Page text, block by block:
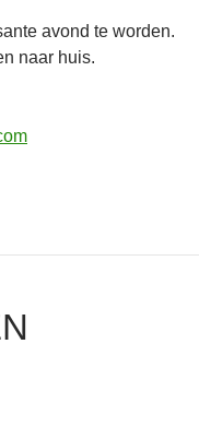
avond te worden.
naar huis.